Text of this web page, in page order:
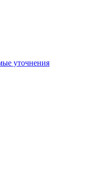
уточнения